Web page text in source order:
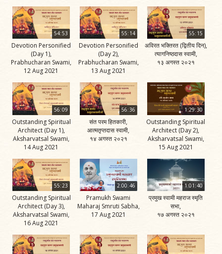
54:53
Devotion Personified
(Day 1),
Prabhucharan Swami,
12 Aug 2021
55:14
Devotion Personified
(Day 2),
Prabhucharan Swami,
13 Aug 2021
55:15
अविरत भक्तिरत (द्वितीय दिन),
त्यागनिष्ठदास स्वामी,
१३ अगस्त २०२१
56:09
Outstanding Spiritual
Architect (Day 1),
Aksharvatsal Swami,
14 Aug 2021
56:36
संत परम हितकारी,
आत्मतृप्तदास स्वामी,
१४ अगस्त २०२१
1:29:30
Outstanding Spiritual
Architect (Day 2),
Aksharvatsal Swami,
15 Aug 2021
55:23
Outstanding Spiritual
Architect (Day 3),
Aksharvatsal Swami,
16 Aug 2021
2:00:46
Pramukh Swami
Maharaj Smruti Sabha,
17 Aug 2021
1:01:40
प्रमुख स्वामी महराज स्मृति
सभा,
१७ अगस्त २०२१